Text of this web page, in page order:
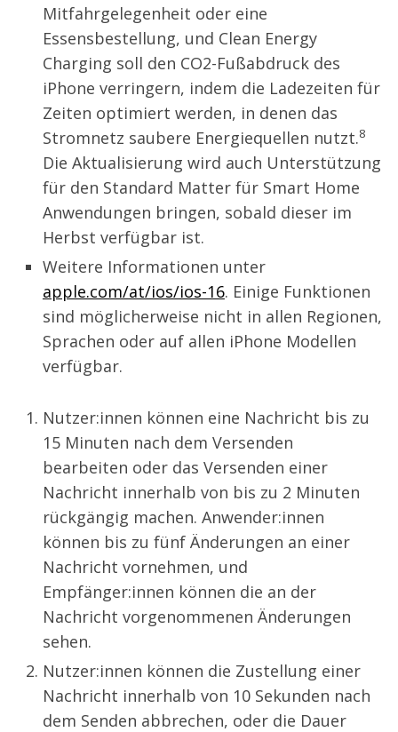
Mitfahrgelegenheit oder eine
Essensbestellung, und Clean Energy
Charging soll den CO2-Fußabdruck des
iPhone verringern, indem die Ladezeiten für
Zeiten optimiert werden, in denen das
Stromnetz saubere Energiequellen nutzt.8
Die Aktualisierung wird auch Unterstützung
für den Standard Matter für Smart Home
Anwendungen bringen, sobald dieser im
Herbst verfügbar ist.
Weitere Informationen unter
apple.com/at/ios/ios-16. Einige Funktionen
sind möglicherweise nicht in allen Regionen,
Sprachen oder auf allen iPhone Modellen
verfügbar.
Nutzer:innen können eine Nachricht bis zu
15 Minuten nach dem Versenden
bearbeiten oder das Versenden einer
Nachricht innerhalb von bis zu 2 Minuten
rückgängig machen. Anwender:innen
können bis zu fünf Änderungen an einer
Nachricht vornehmen, und
Empfänger:innen können die an der
Nachricht vorgenommenen Änderungen
sehen.
Nutzer:innen können die Zustellung einer
Nachricht innerhalb von 10 Sekunden nach
dem Senden abbrechen, oder die Dauer